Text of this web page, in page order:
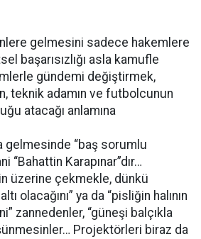
gelmesini sadece hakemlere
başarısızlığı asla kamufle
gündemi değiştirmek,
teknik adamın ve futbolcunun
atacağı anlamına
gelmesinde “baş sorumlu
“Bahattin Karapınar”dır…
üzerine çekmekle, dünkü
olacağını” ya da “pisliğin halının
zannedenler, “güneşi balçıkla
Projektörleri biraz da